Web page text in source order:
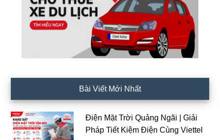
Bài Viết Mới Nhất
Điện Mặt Trời Quảng Ngãi | Giải
Pháp Tiết Kiệm Điện Cùng Viettel